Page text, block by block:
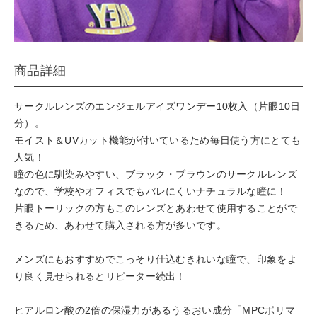
商品詳細
サークルレンズのエンジェルアイズワンデー10枚入（片眼10日
分）。
モイスト＆UVカット機能が付いているため毎日使う方にとても
人気！
瞳の色に馴染みやすい、ブラック・ブラウンのサークルレンズ
なので、学校やオフィスでもバレにくいナチュラルな瞳に！
片眼トーリックの方もこのレンズとあわせて使用することがで
きるため、あわせて購入される方が多いです。
メンズにもおすすめでこっそり仕込むきれいな瞳で、印象をよ
り良く見せられるとリピーター続出！
ヒアルロン酸の2倍の保湿力があるうるおい成分「MPCポリマ